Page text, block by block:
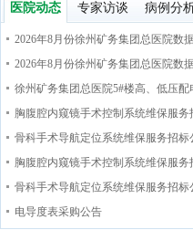
医院动态 专家访谈 病例分
2026年8月份徐州矿务集团总医院数
运维管理及APP、小程序安全防护采购
目招标公告
2026年8月份徐州矿务集团总医院数
输安全和终端桌面管理采购项目招标公
徐州矿务集团总医院5#楼高、低压配
室 新装七氟丙烷气体灭火系统工程招标
告
胸腹腔内窥镜手术控制系统维保服务
标公告
骨科手术导航定位系统维保服务招标
告 胸腹腔内窥镜手术控制系统维保服务
标公告
骨科手术导航定位系统维保服务招标
告 电导度表采购公告